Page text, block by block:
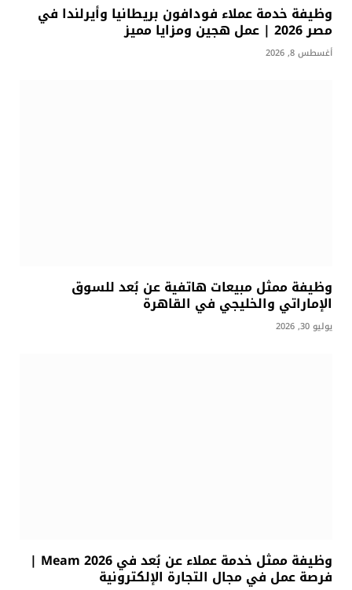
وظيفة خدمة عملاء فودافون بريطانيا وأيرلندا في
مصر 2026 | عمل هجين ومزايا مميز
أغسطس 8, 2026
وظيفة ممثل مبيعات هاتفية عن بُعد للسوق
الإماراتي والخليجي في القاهرة
يوليو 30, 2026
وظيفة ممثل خدمة عملاء عن بُعد في Meam 2026 |
فرصة عمل في مجال التجارة الإلكترونية